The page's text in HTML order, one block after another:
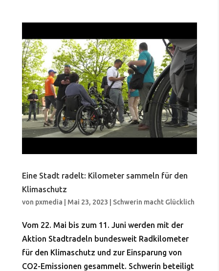
Eine Stadt radelt: Kilometer sammeln für den
Klimaschutz
von pxmedia Mai 23, 2023 Schwerin macht Glücklich
Vom 22. Mai bis zum 11. Juni werden mit der
Aktion Stadtradeln bundesweit Radkilometer
für den Klimaschutz und zur Einsparung von
CO2-Emissionen gesammelt. Schwerin beteiligt